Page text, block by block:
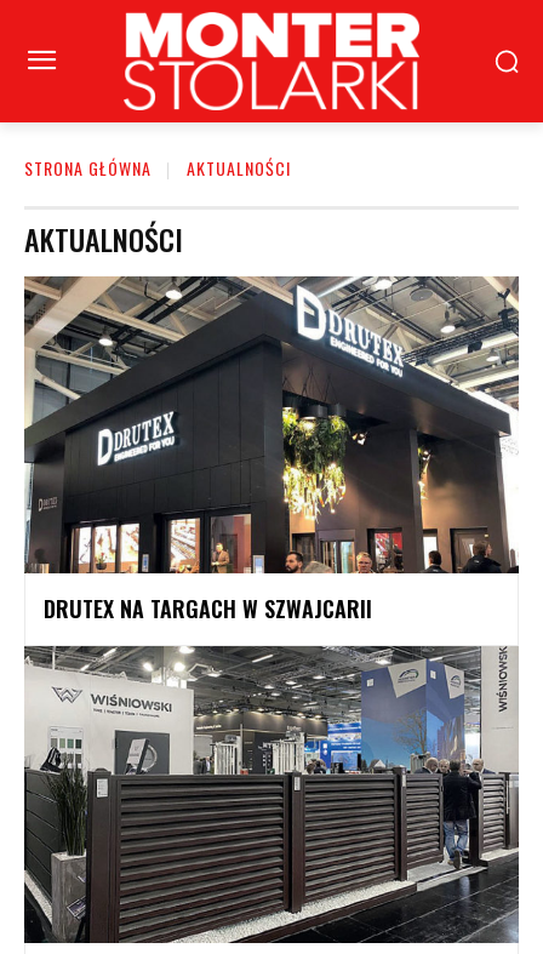
STRONA GŁÓWNA AKTUALNOŚCI
AKTUALNOŚCI
DRUTEX NA TARGACH W SZWAJCARII